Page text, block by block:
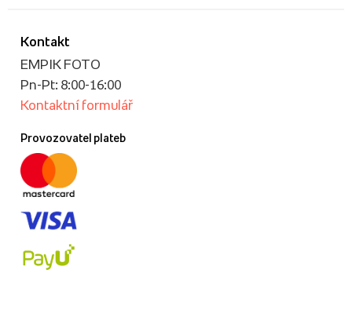
Kontakt
EMPIK FOTO
Pn-Pt: 8:00-16:00
Kontaktní formulář
Provozovatel plateb